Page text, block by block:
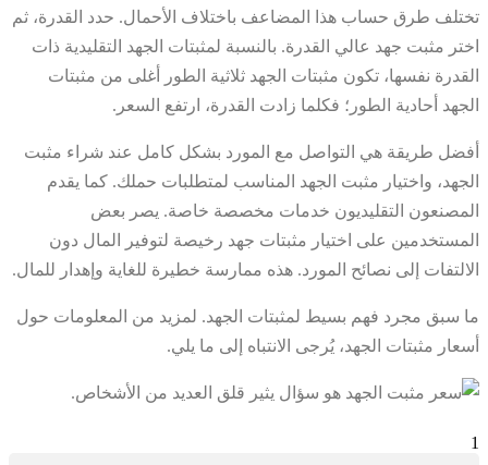
تختلف طرق حساب هذا المضاعف باختلاف الأحمال. حدد القدرة، ثم
اختر مثبت جهد عالي القدرة. بالنسبة لمثبتات الجهد التقليدية ذات
القدرة نفسها، تكون مثبتات الجهد ثلاثية الطور أغلى من مثبتات
الجهد أحادية الطور؛ فكلما زادت القدرة، ارتفع السعر.
أفضل طريقة هي التواصل مع المورد بشكل كامل عند شراء مثبت
الجهد، واختيار مثبت الجهد المناسب لمتطلبات حملك. كما يقدم
المصنعون التقليديون خدمات مخصصة خاصة. يصر بعض
المستخدمين على اختيار مثبتات جهد رخيصة لتوفير المال دون
الالتفات إلى نصائح المورد. هذه ممارسة خطيرة للغاية وإهدار للمال.
ما سبق مجرد فهم بسيط لمثبتات الجهد. لمزيد من المعلومات حول
أسعار مثبتات الجهد، يُرجى الانتباه إلى ما يلي.
1